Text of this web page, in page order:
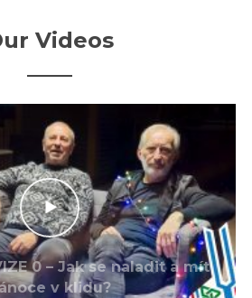
Videos
0 – Jak se naladit a mít
v klidu?